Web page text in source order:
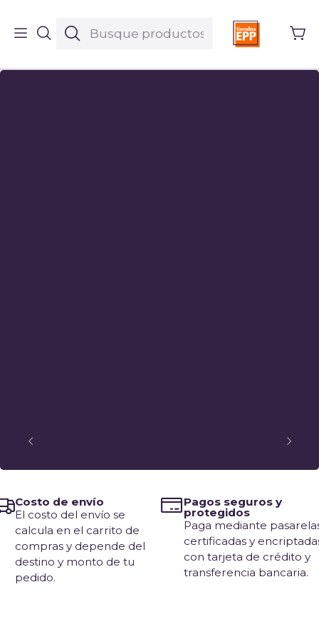
Costo de envío
El costo del envío se
calcula en el carrito de
compras y depende del
destino y monto de tu
pedido.
Pagos seguros y
protegidos
Paga mediante
certificadas y
con tarjeta de crédito y
transferencia bancaria.